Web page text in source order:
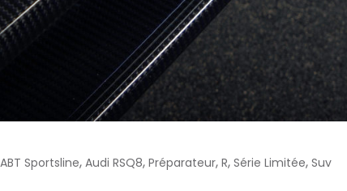
ABT Sportsline, Audi RSQ8, Préparateur, R, Série Limitée, Suv